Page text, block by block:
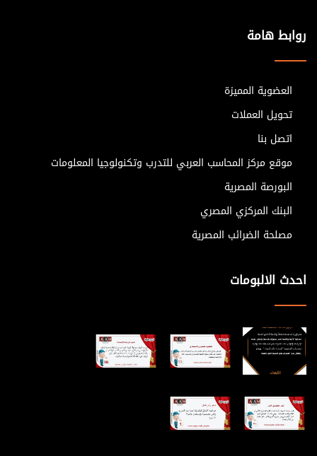
لصالحه خطابات الضمان عن الأعمال موضوع الخطاب.
روابط هامة
العضوية المميزة
تحويل العملات
اتصل بنا
موقع مركز المحاسب العربي للتدرب وتكنولوجيا المعلومات
البورصة المصرية
البنك المركزي المصري
مصلحة الضرائب المصرية
احدث الالبومات